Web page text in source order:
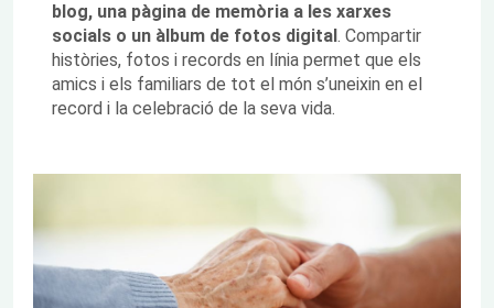
blog, una pàgina de memòria a les xarxes
socials o un àlbum de fotos digital. Compartir
històries, fotos i records en línia permet que els
amics i els familiars de tot el món s’uneixin en el
record i la celebració de la seva vida.